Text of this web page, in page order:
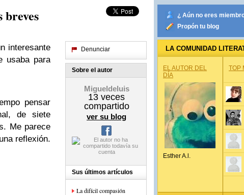
interesante
usaba para
pensar
de siete
Me parece
reflexión.
Denunciar
Sobre el autor
Migueldeluis
13 veces
compartido
ver su blog
Sus últimos artículos
La difícil compasión
¿ Aún no eres
Propón tu blog
LA COMUNIDAD
EL AUTOR DEL
DÍA
Esther A.l.
TOP